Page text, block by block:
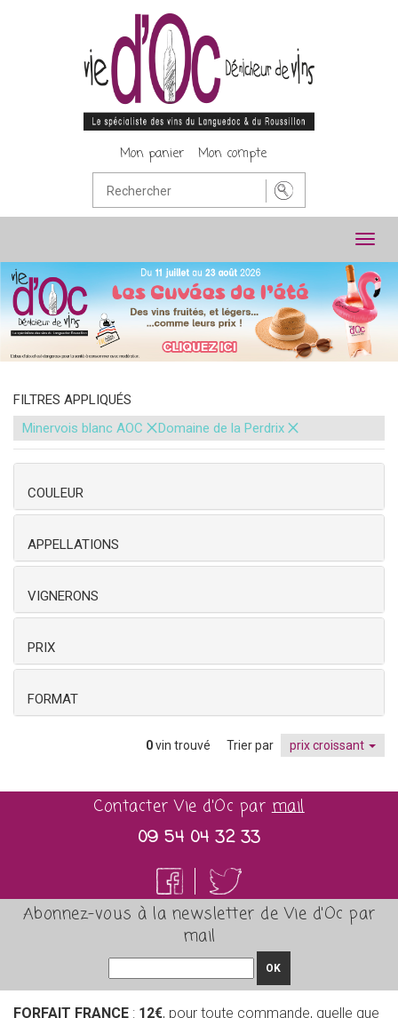
Mon panier Mon compte
FILTRES APPLIQUÉS
Minervois blanc AOC ×Domaine de la Perdrix ×
COULEUR
APPELLATIONS
VIGNERONS
PRIX
FORMAT
0vin trouvé Trier par prix croissant
Contacter Vie d'Oc parmail
09 54 04 32 33
Abonnez-vous à la newsletter de Vie d'Oc par
mail
OK
FORFAIT FRANCE : 12€, pour toute commande, quelle que